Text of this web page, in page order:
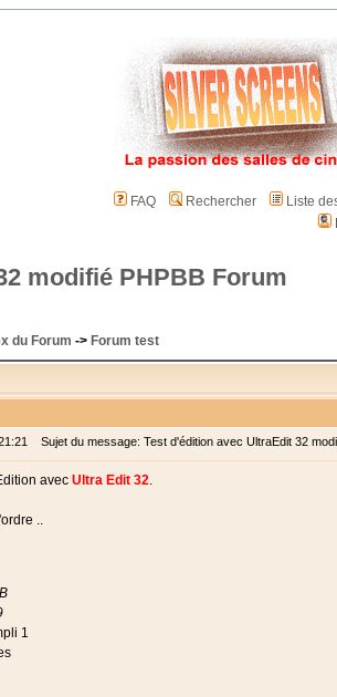
FAQ Rechercher Liste
modifié PHPBB Forum
du Forum -> Forum test
Sujet du message: Test d'édition avec UltraEdit 32
avec Ultra Edit 32.
..
1